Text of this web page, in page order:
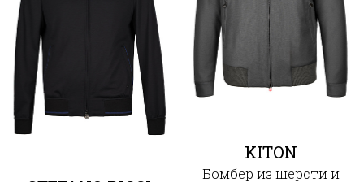
KITON
Бомбер из шерсти и